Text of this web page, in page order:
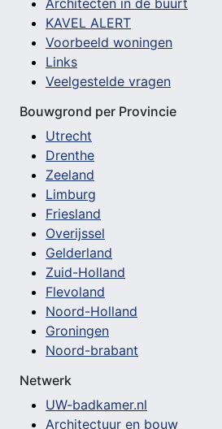
Architecten in de buurt
KAVEL ALERT
Voorbeeld woningen
Links
Veelgestelde vragen
Bouwgrond per Provincie
Utrecht
Drenthe
Zeeland
Limburg
Friesland
Overijssel
Gelderland
Zuid-Holland
Flevoland
Noord-Holland
Groningen
Noord-brabant
Netwerk
UW-badkamer.nl
Architectuur en bouw